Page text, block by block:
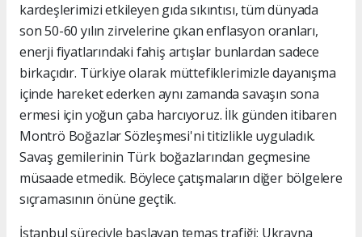
kardeşlerimizi etkileyen gıda sıkıntısı, tüm dünyada
son 50-60 yılın zirvelerine çıkan enflasyon oranları,
enerji fiyatlarındaki fahiş artışlar bunlardan sadece
birkaçıdır. Türkiye olarak müttefiklerimizle dayanışma
içinde hareket ederken aynı zamanda savaşın sona
ermesi için yoğun çaba harcıyoruz. İlk günden itibaren
Montrö Boğazlar Sözleşmesi'ni titizlikle uyguladık.
Savaş gemilerinin Türk boğazlarından geçmesine
müsaade etmedik. Böylece çatışmaların diğer bölgelere
sıçramasının önüne geçtik.
İstanbul süreciyle başlayan temas trafiği; Ukrayna